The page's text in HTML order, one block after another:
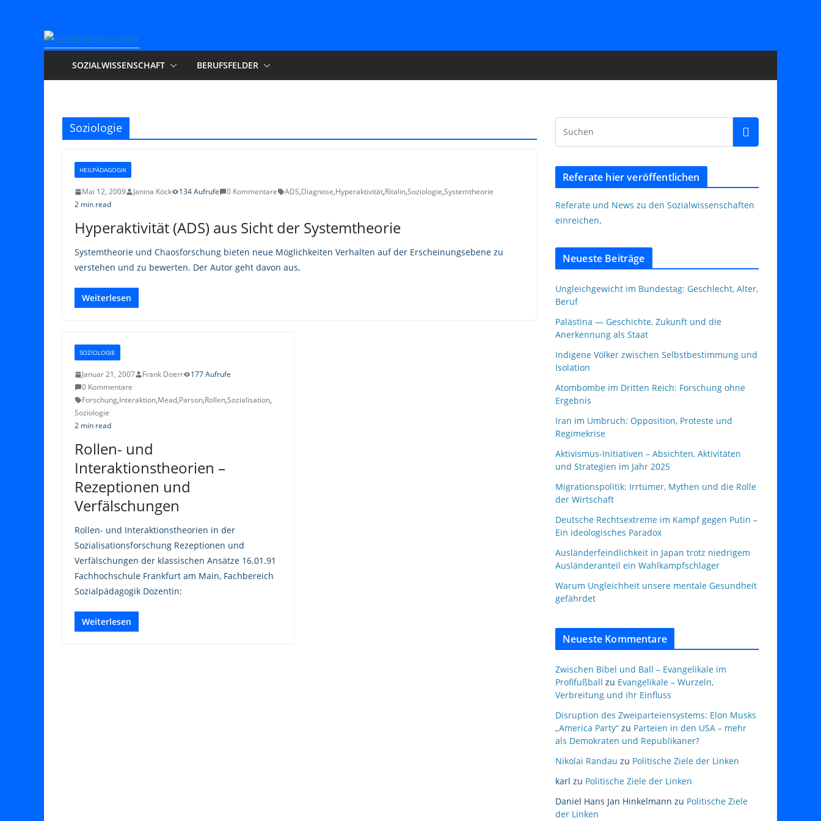
Inhalt
springen
SOZIALWISSENSCHAFT BERUFSFELDER
Soziologie
HEILPÄDAGOGIK
Mai 12, 2009 Janina Köck 134 Aufrufe 0 Kommentare ADS,Diagnose,Hyperaktivität,Ritalin,Soziologie,Systemtheorie
2 min read
Hyperaktivität (ADS) aus Sicht der Systemtheorie
Systemtheorie und Chaosforschung bieten neue Möglichkeiten Verhalten auf der Erscheinungsebene zu
verstehen und zu bewerten. Der Autor geht davon aus,
Weiterlesen
SOZIOLOGIE
Januar 21, 2007 Frank Doerr
177 Aufrufe
0 Kommentare
Forschung,Interaktion,Mead,Parson,Rollen,Sozialisation,
Soziologie
2 min read
Rollen- und
Interaktionstheorien –
Rezeptionen und
Verfälschungen
Rollen- und Interaktionstheorien in der
Sozialisationsforschung Rezeptionen und
Verfälschungen der klassischen Ansätze 16.01.91
Fachhochschule Frankfurt am Main, Fachbereich
Sozialpädagogik Dozentin:
Weiterlesen
Referate hier veröffentlichen
Referate und News zu den Sozialwissenschaften
einreichen.
Neueste Beiträge
Ungleichgewicht im Bundestag: Geschlecht, Alter,
Beruf
Palästina — Geschichte, Zukunft und die
Anerkennung als Staat
Indigene Völker zwischen Selbstbestimmung und
Isolation
Atombombe im Dritten Reich: Forschung ohne
Ergebnis
Iran im Umbruch: Opposition, Proteste und
Regimekrise
Aktivismus‑Initiativen – Absichten, Aktivitäten
und Strategien im Jahr 2025
Migrationspolitik: Irrtümer, Mythen und die Rolle
der Wirtschaft
Deutsche Rechtsextreme im Kampf gegen Putin –
Ein ideologisches Paradox
Ausländerfeindlichkeit in Japan trotz niedrigem
Ausländeranteil ein Wahlkampfschlager
Warum Ungleichheit unsere mentale Gesundheit
gefährdet
Neueste Kommentare
Zwischen Bibel und Ball – Evangelikale im
Profifußball zu Evangelikale – Wurzeln,
Verbreitung und ihr Einfluss
Disruption des Zweiparteiensystems: Elon Musks
„America Party“ zu Parteien in den USA – mehr
als Demokraten und Republikaner?
Nikolai Randau zu Politische Ziele der Linken
karl zu Politische Ziele der Linken
Daniel Hans Jan Hinkelmann zu Politische Ziele
der Linken